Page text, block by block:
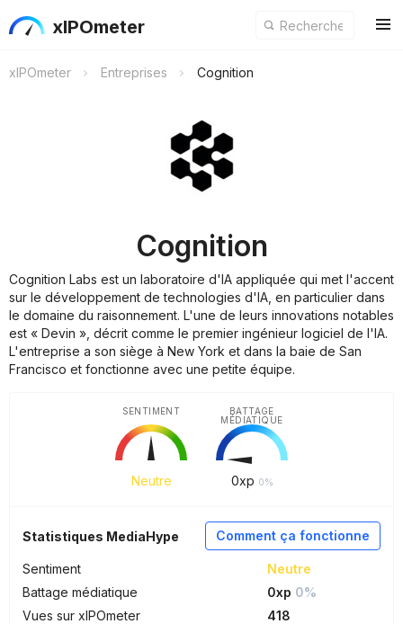
xIPOmeter
xIPOmeter Entreprises Cognition
Cognition
Cognition Labs est un laboratoire d'IA appliquée qui met l'accent
sur le développement de technologies d'IA, en particulier dans
le domaine du raisonnement. L'une de leurs innovations notables
est « Devin », décrit comme le premier ingénieur logiciel de l'IA.
L'entreprise a son siège à New York et dans la baie de San
Francisco et fonctionne avec une petite équipe.
Neutre
SENTIMENT
0xp 0%
BATTAGE
MÉDIATIQUE
Comment ça fonctionne
Statistiques MediaHype
Sentiment
Neutre
Battage médiatique
0xp 0%
Vues sur xIPOmeter
418